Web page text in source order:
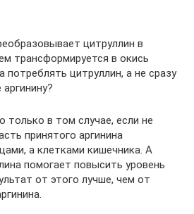
цитруллин в
трансформируется в окись
потреблять цитруллин, а не сразу
только в том случае, если не
принятого аргинина
а клетками кишечника. А
помогает повысить уровень
от этого лучше, чем от